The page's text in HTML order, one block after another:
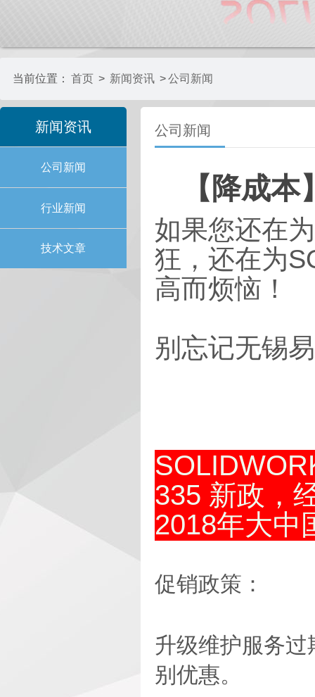
当前位置： 首页 > 新闻资讯 >公司新闻
新闻资讯
公司新闻
行业新闻
技术文章
公司新闻
【降成
如果您还在
狂，还在为
高而烦恼！
别忘记无锡
335 新政，
2018年大中
促销政策：
升级维护服务
别优惠。